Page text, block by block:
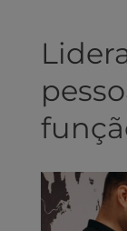
View
Larger